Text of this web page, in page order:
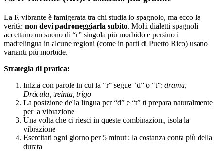
La R vibrante è famigerata tra chi studia lo spagnolo, ma ecco la
verità: non devi padroneggiarla subito. Molti dialetti spagnoli
accettano un suono di “r” singola più morbido e persino i
madrelingua in alcune regioni (come in parti di Puerto Rico) usano
varianti più morbide.
Strategia di pratica:
Inizia con parole in cui la “r” segue “d” o “t”: drama,
Drácula, treinta, trigo
La posizione della lingua per “d” e “t” ti prepara naturalmente
per la vibrazione
Una volta che ci riesci in queste combinazioni, isola la
vibrazione
Esercitati ogni giorno per 5 minuti: la costanza conta più della
durata